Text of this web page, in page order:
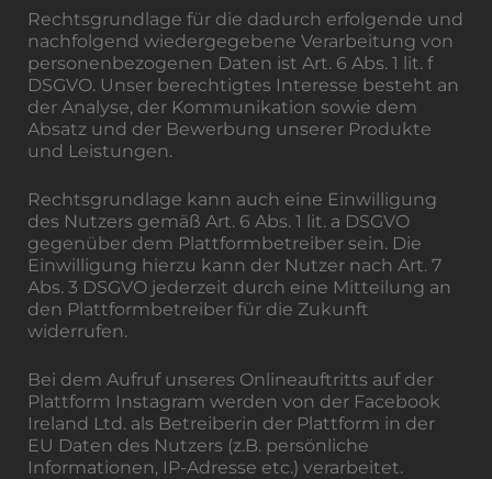
Rechtsgrundlage für die dadurch erfolgende und
nachfolgend wiedergegebene Verarbeitung von
personenbezogenen Daten ist Art. 6 Abs. 1 lit. f
DSGVO. Unser berechtigtes Interesse besteht an
der Analyse, der Kommunikation sowie dem
Absatz und der Bewerbung unserer Produkte
und Leistungen.
Rechtsgrundlage kann auch eine Einwilligung
des Nutzers gemäß Art. 6 Abs. 1 lit. a DSGVO
gegenüber dem Plattformbetreiber sein. Die
Einwilligung hierzu kann der Nutzer nach Art. 7
Abs. 3 DSGVO jederzeit durch eine Mitteilung an
den Plattformbetreiber für die Zukunft
widerrufen.
Bei dem Aufruf unseres Onlineauftritts auf der
Plattform Instagram werden von der Facebook
Ireland Ltd. als Betreiberin der Plattform in der
EU Daten des Nutzers (z.B. persönliche
Informationen, IP-Adresse etc.) verarbeitet.